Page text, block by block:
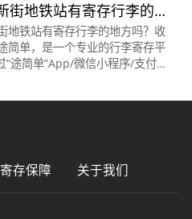
/天背包：5元/
街地铁站有寄存行李的
收费多少？
地铁站有寄存行李的地方吗？收
简单，是一个专业的行李寄存平
“途简单”App/微信小程序/支付
寄存保障 关于我们